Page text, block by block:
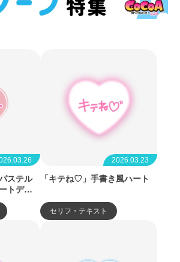
ステル
トデザ
2026.03.23
「キテね♡」手書き風ハート
セリフ・テキスト